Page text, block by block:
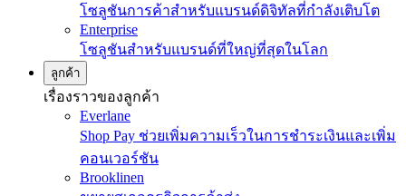
โซลูชันการค้าสำหรับแบรนด์ดิจิทัลที่กำลังเติบโต
Enterprise
โซลูชันสำหรับแบรนด์ที่ใหญ่ที่สุดในโลก
ลูกค้า
เรื่องราวของลูกค้า
Everlane
Shop Pay ช่วยเพิ่มความเร็วในการชำระเงินและเพิ่ม
คอนเวอร์ชัน
Brooklinen